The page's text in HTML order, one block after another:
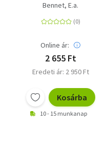
Bennet, E.a.
Online ár:
2 655 Ft
Eredeti ár: 2 950 Ft
Kosárba
10 - 15 munkanap